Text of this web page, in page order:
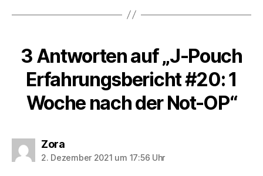
3 Antworten auf „J-Pouch
Erfahrungsbericht #20: 1
Woche nach der Not-OP“
Zorasagt:
2. Dezember 2021 um 17:56 Uhr